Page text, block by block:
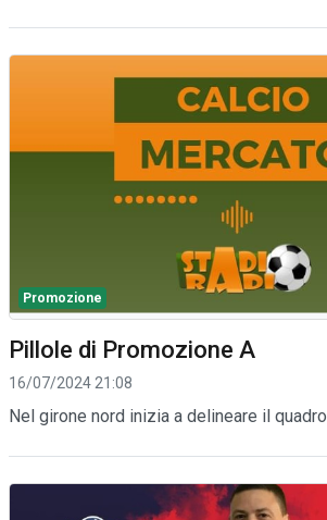
Promozione
Pillole di Promozione A
16/07/2024 21:08
Nel girone nord inizia a delineare il quadro